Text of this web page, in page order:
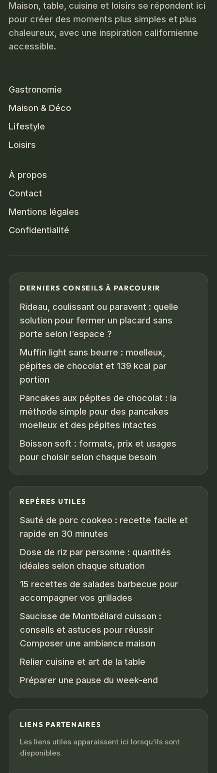
Maison, table, cuisine et loisirs se répondent ici
pour créer des moments plus simples et plus
chaleureux, avec une inspiration californienne
accessible.
Gastronomie
Maison & Déco
Lifestyle
Loisirs
À propos
Contact
Mentions légales
Confidentialité
DERNIERS CONSEILS À PARCOURIR
Rideau, coulissant ou paravent : quelle
solution pour fermer un placard sans
porte selon l’espace ?
Muffin light sans beurre : moelleux,
pépites de chocolat et 139 kcal par
portion
Pancakes aux pépites de chocolat : la
méthode simple pour des pancakes
moelleux et des pépites intactes
Boisson soft : formats, prix et usages
pour choisir selon chaque besoin
REPÈRES UTILES
Sauté de porc cookeo : recette facile et
rapide en 30 minutes
Dose de riz par personne : quantités
idéales selon chaque situation
15 recettes de salades barbecue pour
accompagner vos grillades
Saucisse de Montbéliard cuisson :
conseils et astuces pour réussir
Composer une ambiance maison
Relier cuisine et art de la table
Préparer une pause du week-end
LIENS PARTENAIRES
Les liens utiles apparaissent ici lorsqu’ils sont
disponibles.